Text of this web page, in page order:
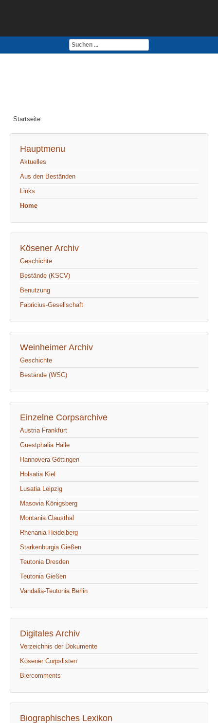
Impressum
Startseite
Hauptmenu
Aktuelles
Aus den Beständen
Links
Home
Kösener Archiv
Geschichte
Bestände (KSCV)
Benutzung
Fabricius-Gesellschaft
Weinheimer Archiv
Geschichte
Bestände (WSC)
Einzelne Corpsarchive
Austria Frankfurt
Guestphalia Halle
Hannovera Göttingen
Holsatia Kiel
Lusatia Leipzig
Masovia Königsberg
Montania Clausthal
Rhenania Heidelberg
Starkenburgia Gießen
Teutonia Dresden
Teutonia Gießen
Vandalia-Teutonia Berlin
Digitales Archiv
Verzeichnis der Dokumente
Kösener Corpslisten
Biercomments
Biographisches Lexikon